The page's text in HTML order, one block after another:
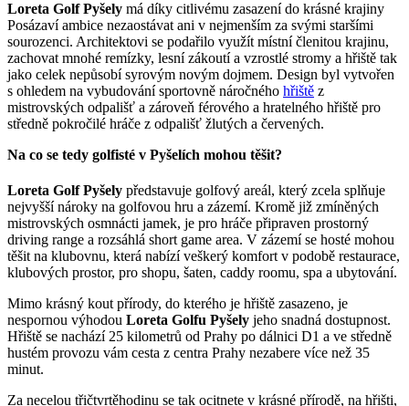
Loreta Golf Pyšely má díky citlivému zasazení do krásné krajiny
Posázaví ambice nezaostávat ani v nejmenším za svými staršími
sourozenci. Architektovi se podařilo využít místní členitou krajinu,
zachovat mnohé remízky, lesní zákoutí a vzrostlé stromy a hřiště tak
jako celek nepůsobí syrovým novým dojmem. Design byl vytvořen
s ohledem na vybudování sportovně náročného hřiště z
mistrovských odpališť a zároveň férového a hratelného hřiště pro
středně pokročilé hráče z odpališť žlutých a červených.
Na co se tedy golfisté v Pyšelích mohou těšit?
Loreta Golf Pyšely představuje golfový areál, který zcela splňuje
nejvyšší nároky na golfovou hru a zázemí. Kromě již zmíněných
mistrovských osmnácti jamek, je pro hráče připraven prostorný
driving range a rozsáhlá short game area. V zázemí se hosté mohou
těšit na klubovnu, která nabízí veškerý komfort v podobě restaurace,
klubových prostor, pro shopu, šaten, caddy roomu, spa a ubytování.
Mimo krásný kout přírody, do kterého je hřiště zasazeno, je
nespornou výhodou Loreta Golfu Pyšely jeho snadná dostupnost.
Hřiště se nachází 25 kilometrů od Prahy po dálnici D1 a ve středně
hustém provozu vám cesta z centra Prahy nezabere více než 35
minut.
Za necelou třičtvrtěhodinu se tak ocitnete v krásné přírodě, na hřišti,